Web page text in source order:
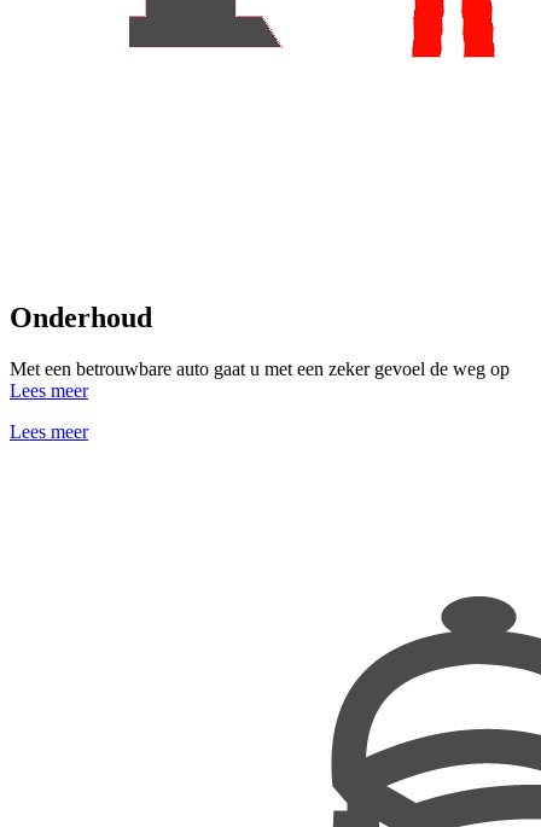
Onderhoud
Met een betrouwbare auto gaat u met een zeker gevoel de weg op
Lees meer
Lees meer